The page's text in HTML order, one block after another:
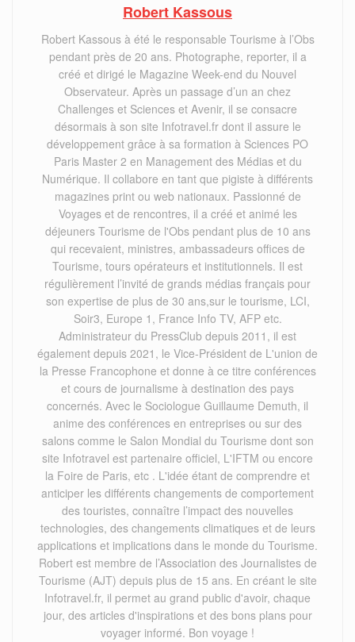
Robert Kassous
Robert Kassous à été le responsable Tourisme à l’Obs
pendant près de 20 ans. Photographe, reporter, il a
créé et dirigé le Magazine Week-end du Nouvel
Observateur. Après un passage d’un an chez
Challenges et Sciences et Avenir, il se consacre
désormais à son site Infotravel.fr dont il assure le
développement grâce à sa formation à Sciences PO
Paris Master 2 en Management des Médias et du
Numérique. Il collabore en tant que pigiste à différents
magazines print ou web nationaux. Passionné de
Voyages et de rencontres, il a créé et animé les
déjeuners Tourisme de l'Obs pendant plus de 10 ans
qui recevaient, ministres, ambassadeurs offices de
Tourisme, tours opérateurs et institutionnels. Il est
régulièrement l’invité de grands médias français pour
son expertise de plus de 30 ans,sur le tourisme, LCI,
Soir3, Europe 1, France Info TV, AFP etc.
Administrateur du PressClub depuis 2011, il est
également depuis 2021, le Vice-Président de L'union de
la Presse Francophone et donne à ce titre conférences
et cours de journalisme à destination des pays
concernés. Avec le Sociologue Guillaume Demuth, il
anime des conférences en entreprises ou sur des
salons comme le Salon Mondial du Tourisme dont son
site Infotravel est partenaire officiel, L'IFTM ou encore
la Foire de Paris, etc . L'idée étant de comprendre et
anticiper les différents changements de comportement
des touristes, connaître l’impact des nouvelles
technologies, des changements climatiques et de leurs
applications et implications dans le monde du Tourisme.
Robert est membre de l’Association des Journalistes de
Tourisme (AJT) depuis plus de 15 ans. En créant le site
Infotravel.fr, il permet au grand public d'avoir, chaque
jour, des articles d'inspirations et des bons plans pour
voyager informé. Bon voyage !